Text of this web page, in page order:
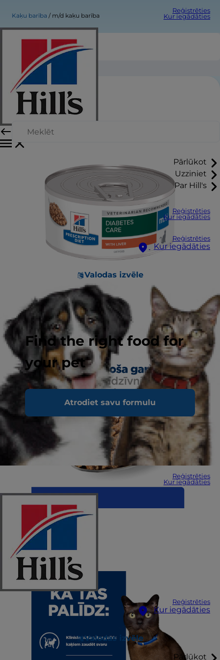
Reģistrēties
Kur iegādāties
Pārlūkot
Uzziniet
Par Hill's
Reģistrēties
Kur iegādāties
Reģistrēties
Kur iegādāties
Valodas izvēle
Find the right food for
your pet
Atrodiet savu formulu
Reģistrēties
Kur iegādāties
Reģistrēties
Kur iegādāties
Valodas izvēle
Pārlūkot
Kaķu barība m/d kaķu barība
m/d kaķu barība